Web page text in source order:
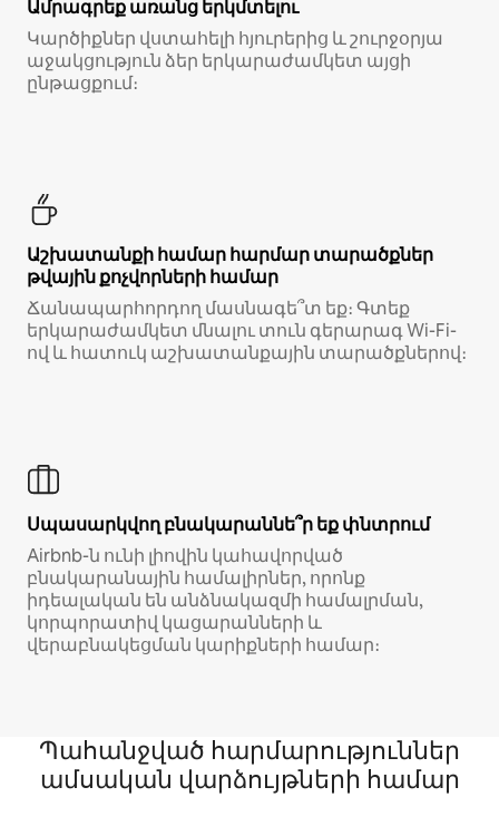
Ամրագրեք առանց երկմտելու
Կարծիքներ վստահելի հյուրերից և շուրջօրյա
աջակցություն ձեր երկարաժամկետ այցի
ընթացքում։
Աշխատանքի համար հարմար տարածքներ
թվային քոչվորների համար
Ճանապարհորդող մասնագե՞տ եք։ Գտեք
երկարաժամկետ մնալու տուն գերարագ Wi-Fi-
ով և հատուկ աշխատանքային տարածքներով։
Սպասարկվող բնակարաննե՞ր եք փնտրում
Airbnb-ն ունի լիովին կահավորված
բնակարանային համալիրներ, որոնք
իդեալական են անձնակազմի համալրման,
կորպորատիվ կացարանների և
վերաբնակեցման կարիքների համար։
Պահանջված հարմարություններ
ամսական վարձույթների համար